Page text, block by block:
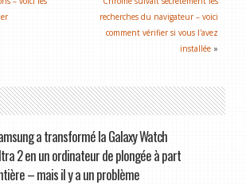
recherches du navigateur – voici
comment vérifier si vous l'avez
installée »
a transformé la Galaxy Watch
2 en un ordinateur de plongée à part
– mais il y a un problème